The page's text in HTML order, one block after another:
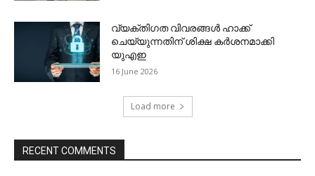
വ്യക്തിഗത വിവരങ്ങള്‍ ഹാക്ക്
ചെയ്യുന്നതിന് ശിക്ഷ കര്‍ശനമാക്കി
യുഎഇ
16 June 2026
Load more
RECENT COMMENTS